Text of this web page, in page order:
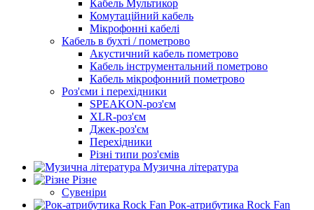
Кабель Мультикор
Комутаційний кабель
Мікрофонні кабелі
Кабель в бухті / пометрово
Акустичний кабель пометрово
Кабель інструментальний пометрово
Кабель мікрофонний пометрово
Роз'єми і перехідники
SPEAKON-роз'єм
XLR-роз'єм
Джек-роз'єм
Перехідники
Різні типи роз'ємів
Музична література
Різне
Сувеніри
Рок-атрибутика Rock Fan